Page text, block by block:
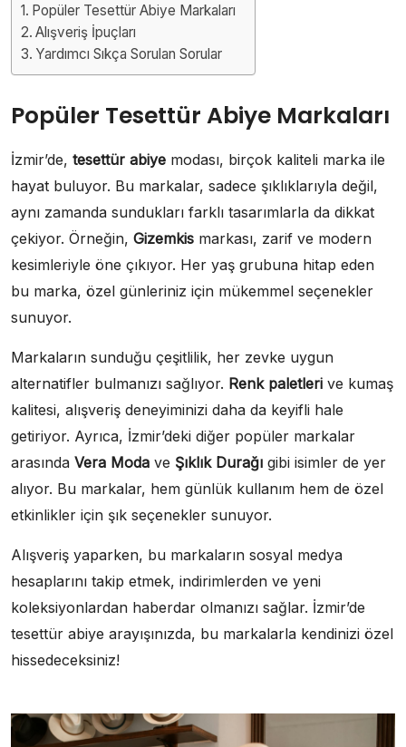
Popüler Tesettür Abiye Markaları
Alışveriş İpuçları
Yardımcı Sıkça Sorulan Sorular
Popüler Tesettür Abiye Markaları
İzmir’de, tesettür abiye modası, birçok kaliteli marka ile
hayat buluyor. Bu markalar, sadece şıklıklarıyla değil,
aynı zamanda sundukları farklı tasarımlarla da dikkat
çekiyor. Örneğin, Gizemkis markası, zarif ve modern
kesimleriyle öne çıkıyor. Her yaş grubuna hitap eden
bu marka, özel günleriniz için mükemmel seçenekler
sunuyor.
Markaların sunduğu çeşitlilik, her zevke uygun
alternatifler bulmanızı sağlıyor. Renk paletleri ve kumaş
kalitesi, alışveriş deneyiminizi daha da keyifli hale
getiriyor. Ayrıca, İzmir’deki diğer popüler markalar
arasında Vera Moda ve Şıklık Durağı gibi isimler de yer
alıyor. Bu markalar, hem günlük kullanım hem de özel
etkinlikler için şık seçenekler sunuyor.
Alışveriş yaparken, bu markaların sosyal medya
hesaplarını takip etmek, indirimlerden ve yeni
koleksiyonlardan haberdar olmanızı sağlar. İzmir’de
tesettür abiye arayışınızda, bu markalarla kendinizi özel
hissedeceksiniz!